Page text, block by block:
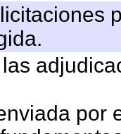
por